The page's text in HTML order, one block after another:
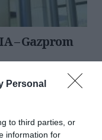
Personal
to third parties, or
information for
– Gazprom
αίτημα
από την